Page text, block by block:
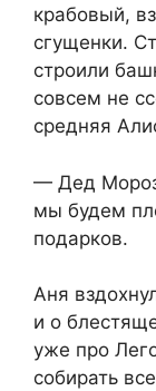
крабовый,
сгущенки.
строили
совсем не
средняя
— Дед Мороз
мы будем
подарков.
Аня
и о
уже про
собирать